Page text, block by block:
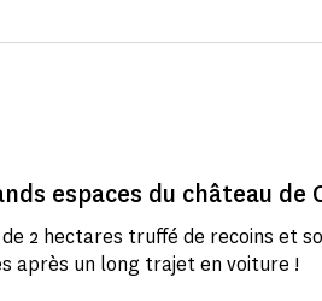
espaces du château de
de 2 hectares truffé de recoins et
après un long trajet en voiture !